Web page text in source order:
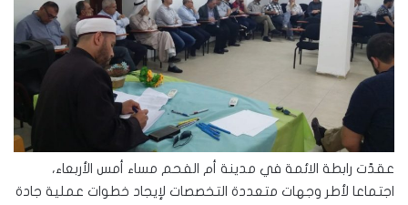
عقدّت رابطة الائمة في مدينة أم الفحم مساء أمس الأربعاء،
اجتماعا لأطر وجهات متعددة التخصصات لإيجاد خطوات عملية جادة